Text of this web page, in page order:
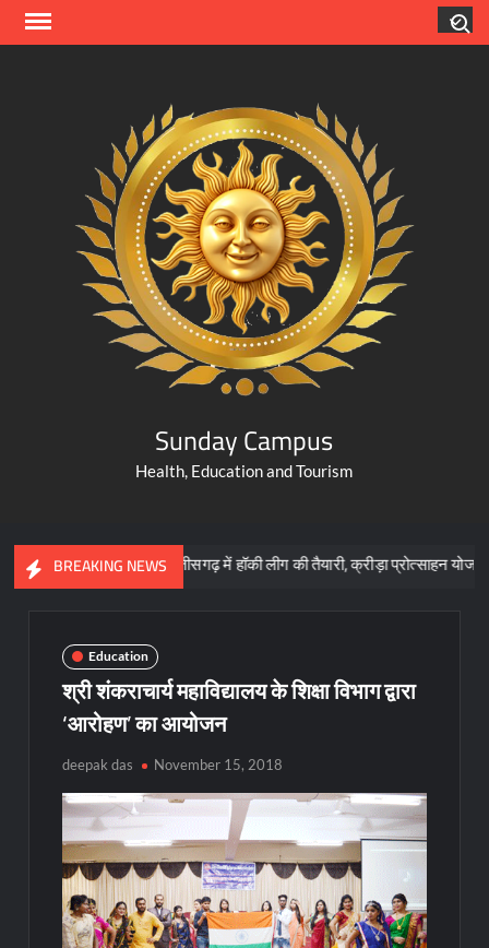
Skip
Sunday Campus
Health, Education and Tourism
BREAKING NEWS
छत्तीसगढ़ में हॉकी लीग की तैयारी, क्रीड़ा प्रोत्साहन योजना के लिए
Education
श्री शंकराचार्य महाविद्यालय के शिक्षा विभाग द्वारा
‘आरोहण’ का आयोजन
deepak das November 15, 2018